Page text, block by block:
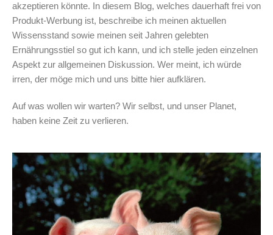
akzeptieren könnte. In diesem Blog, welches dauerhaft frei von
Produkt-Werbung ist, beschreibe ich meinen aktuellen
Wissensstand sowie meinen seit Jahren gelebten
Ernährungsstiel so gut ich kann, und ich stelle jeden einzelnen
Aspekt zur allgemeinen Diskussion. Wer meint, ich würde
irren, der möge mich und uns bitte hier aufklären.
Auf was wollen wir warten? Wir selbst, und unser Planet,
haben keine Zeit zu verlieren.